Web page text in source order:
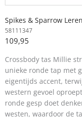
Spikes & Sparrow
58111347
109,95
Crossbody tas Millie
unieke ronde tap met
eigentijds accent,
western gevoel
ronde gesp doet
westen, waardoor de